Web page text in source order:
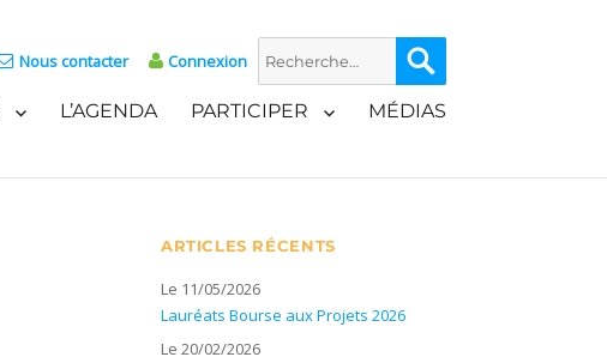
Nous contacter Connexion
Recherche
pour :
L’AGENDA PARTICIPER MÉDIAS
ARTICLES RÉCENTS
Le 11/05/2026
Lauréats Bourse aux Projets 2026
Le 20/02/2026